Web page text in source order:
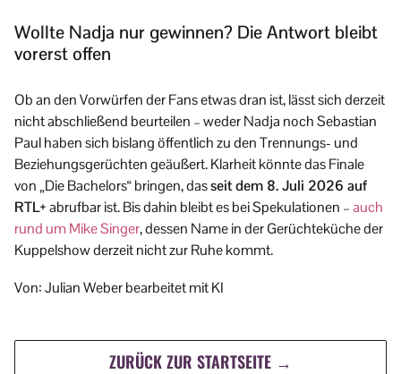
Wollte Nadja nur gewinnen? Die Antwort bleibt
vorerst offen
Ob an den Vorwürfen der Fans etwas dran ist, lässt sich derzeit
nicht abschließend beurteilen – weder Nadja noch Sebastian
Paul haben sich bislang öffentlich zu den Trennungs- und
Beziehungsgerüchten geäußert. Klarheit könnte das Finale
von „Die Bachelors“ bringen, dasseit dem 8. Juli 2026 auf
RTL+abrufbar ist. Bis dahin bleibt es bei Spekulationen –auch
rund um Mike Singer, dessen Name in der Gerüchteküche der
Kuppelshow derzeit nicht zur Ruhe kommt.
Von: Julian Weber bearbeitet mit KI
ZURÜCK ZUR STARTSEITE →